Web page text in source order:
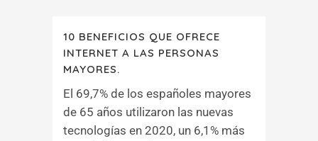
10 BENEFICIOS QUE OFRECE
INTERNET A LAS PERSONAS
MAYORES.
El 69,7% de los españoles mayores
de 65 años utilizaron las nuevas
tecnologías en 2020, un 6,1% más